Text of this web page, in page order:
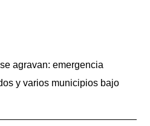
agravan: emergencia
y varios municipios bajo